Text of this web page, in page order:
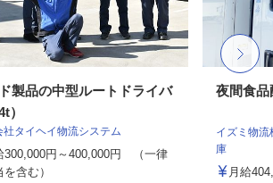
製品の中型ルートドライバ
）
社タイヘイ物流システム
300,000円～400,000円 （一律
含む）
夜間食品
イズミ物
庫
月給